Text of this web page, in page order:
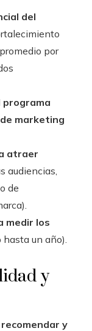
del
por
programa
marketing
atraer
audiencias,
de
medir los
un año).
y
y